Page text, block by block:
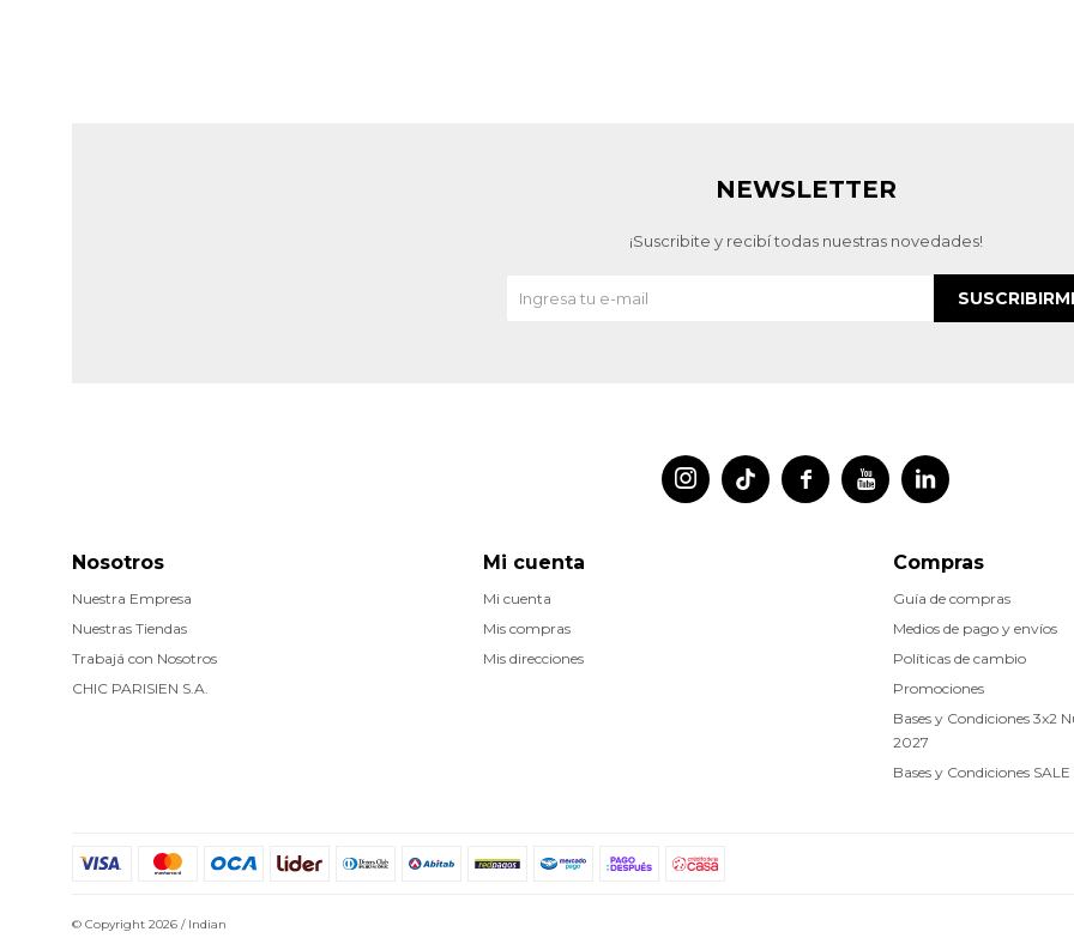
 
 
Nosotros
Nuestra Empresa
Nuestras Tiendas
Trabajá con Nosotros
CHIC PARISIEN S.A.
Compras
Guía de compras
Medios de pago y envíos
Políticas de cambio
Promociones
Bases y Condiciones 3x2
2027
Bases y Condiciones SALE
Mi cuenta
Mi cuenta
Mis compras
Mis direcciones
NEWSLETTER
¡Suscribite y recibí todas nuestras novedades!
© Copyright 2026 / Indian